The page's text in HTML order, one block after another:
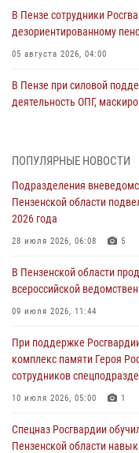
В Пензе сотрудники
дезориентированному
05 августа 2026, 04:00
В Пензе при силовой
деятельность ОПГ,
работы за первое
Росгвардия обеспечила
1
В Пензе сотрудники
дома
03 августа 2026, 05:59
Росгвардейцы Пензенской
03 августа 2026, 05:15
ПОПУЛЯРНЫЕ НОВОСТИ
Подразделения
Пензенской области
2026 года
28 июля 2026, 06:08 5
В Пензенской области
всероссийской
09 июля 2026, 11:44
При поддержке
комплекс памяти Героя
сотрудников
10 июля 2026, 05:00 1
Спецназ Росгвардии
Пензенской области